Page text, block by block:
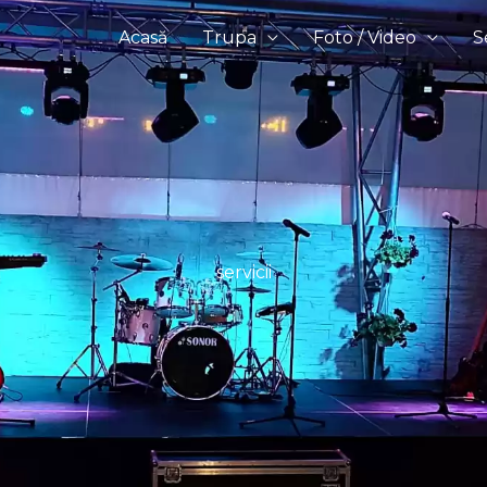
Acasă Trupa Foto / Video
servicii